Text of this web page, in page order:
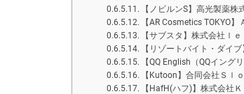
【ノビルンS】高光製薬
【AR Cosmetics TOKYO
【サブスタ】株式会社ｌ
【リゾートバイト・ダイ
【QQ English（QQイン
【Kutoon】合同会社Ｓｌ
【HafH(ハフ)】株式会社